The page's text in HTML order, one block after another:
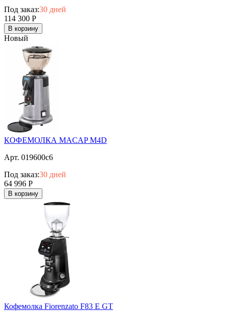
Под заказ:30 дней
114 300 Р
В корзину
Новый
КОФЕМОЛКА MACAP M4D
Арт. 019600c6
Под заказ:30 дней
64 996 Р
В корзину
Кофемолка Fiorenzato F83 E GT